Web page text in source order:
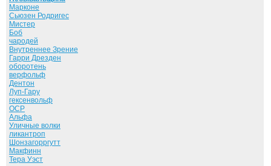
Марконе
Сьюзен Родригес
Мистер
Боб
чародей
Внутреннее Зрение
Гарри Дрезден
оборотень
верфольф
Дентон
Луп-Гару
гексенвольф
ОСР
Альфа
Уличные волки
ликантроп
Шонзагорргутт
Макфинн
Тера Уэст